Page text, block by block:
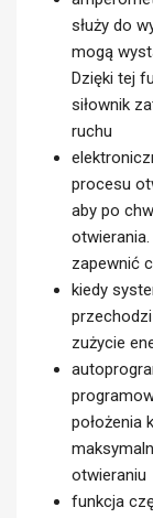
służy do
mogą
Dzięki tej
siłownik
ruchu
procesu
aby po
zapewnić
kiedy
zużycie
położenia
otwieraniu
funkcja